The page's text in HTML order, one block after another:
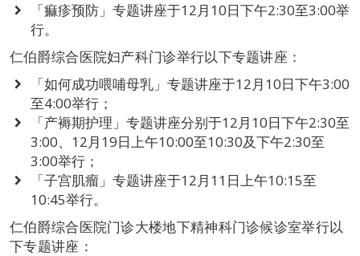
「痲疹预防」专题讲座于12月10日下午2:30至3:00举
行。
仁伯爵综合医院妇产科门诊举行以下专题讲座：
「如何成功喂哺母乳」专题讲座于12月10日下午3:00
至4:00举行；
「产褥期护理」专题讲座分别于12月10日下午2:30至
3:00、12月19日上午10:00至10:30及下午2:30至
3:00举行；
「子宫肌瘤」专题讲座于12月11日上午10:15至
10:45举行。
仁伯爵综合医院门诊大楼地下精神科门诊候诊室举行以
下专题讲座：